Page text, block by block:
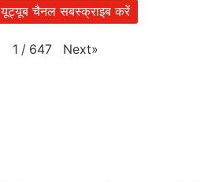
यूट्यूब चैनल सबस्क्राइब करें
1 / 647 Next»